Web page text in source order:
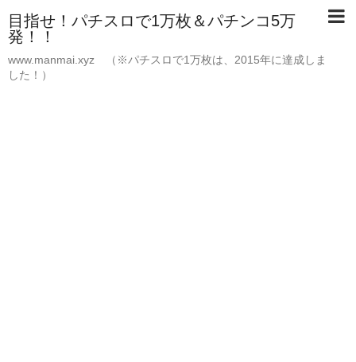
目指せ！パチスロで1万枚＆パチンコ5万
発！！
www.manmai.xyz （※パチスロで1万枚は、2015年に達成しま
した！）